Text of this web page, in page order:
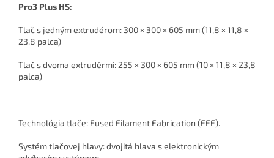
Pro3 Plus HS:
Tlač s jedným extrudérom: 300 × 300 × 605 mm (11,8 × 11,8 ×
23,8 palca)
Tlač s dvoma extrudérmi: 255 × 300 × 605 mm (10 × 11,8 × 23,8
palca)
Technológia tlače: Fused Filament Fabrication (FFF).
Systém tlačovej hlavy: dvojitá hlava s elektronickým